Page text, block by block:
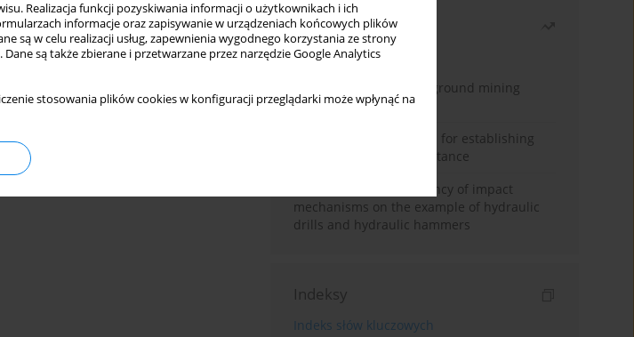
Realizacja funkcji pozyskiwania informacji o użytkownikach i ich
informacje oraz zapisywanie w urządzeniach końcowych plików
są w celu realizacji usług, zapewnienia wygodnego korzystania ze strony
. Dane są także zbierane i przetwarzane przez narzędzie Google Analytics
stosowania plików cookies w konfiguracji przeglądarki może wpłynąć na
Najczęściej czytane
Miesiąc
Rok
Methodology for underground mining
method selection
New theoretical method for establishing
indentation rolling resistance
Evaluation of the efficiency of impact
mechanisms on the example of hydraulic
drills and hydraulic hammers
Indeksy
Indeks słów kluczowych